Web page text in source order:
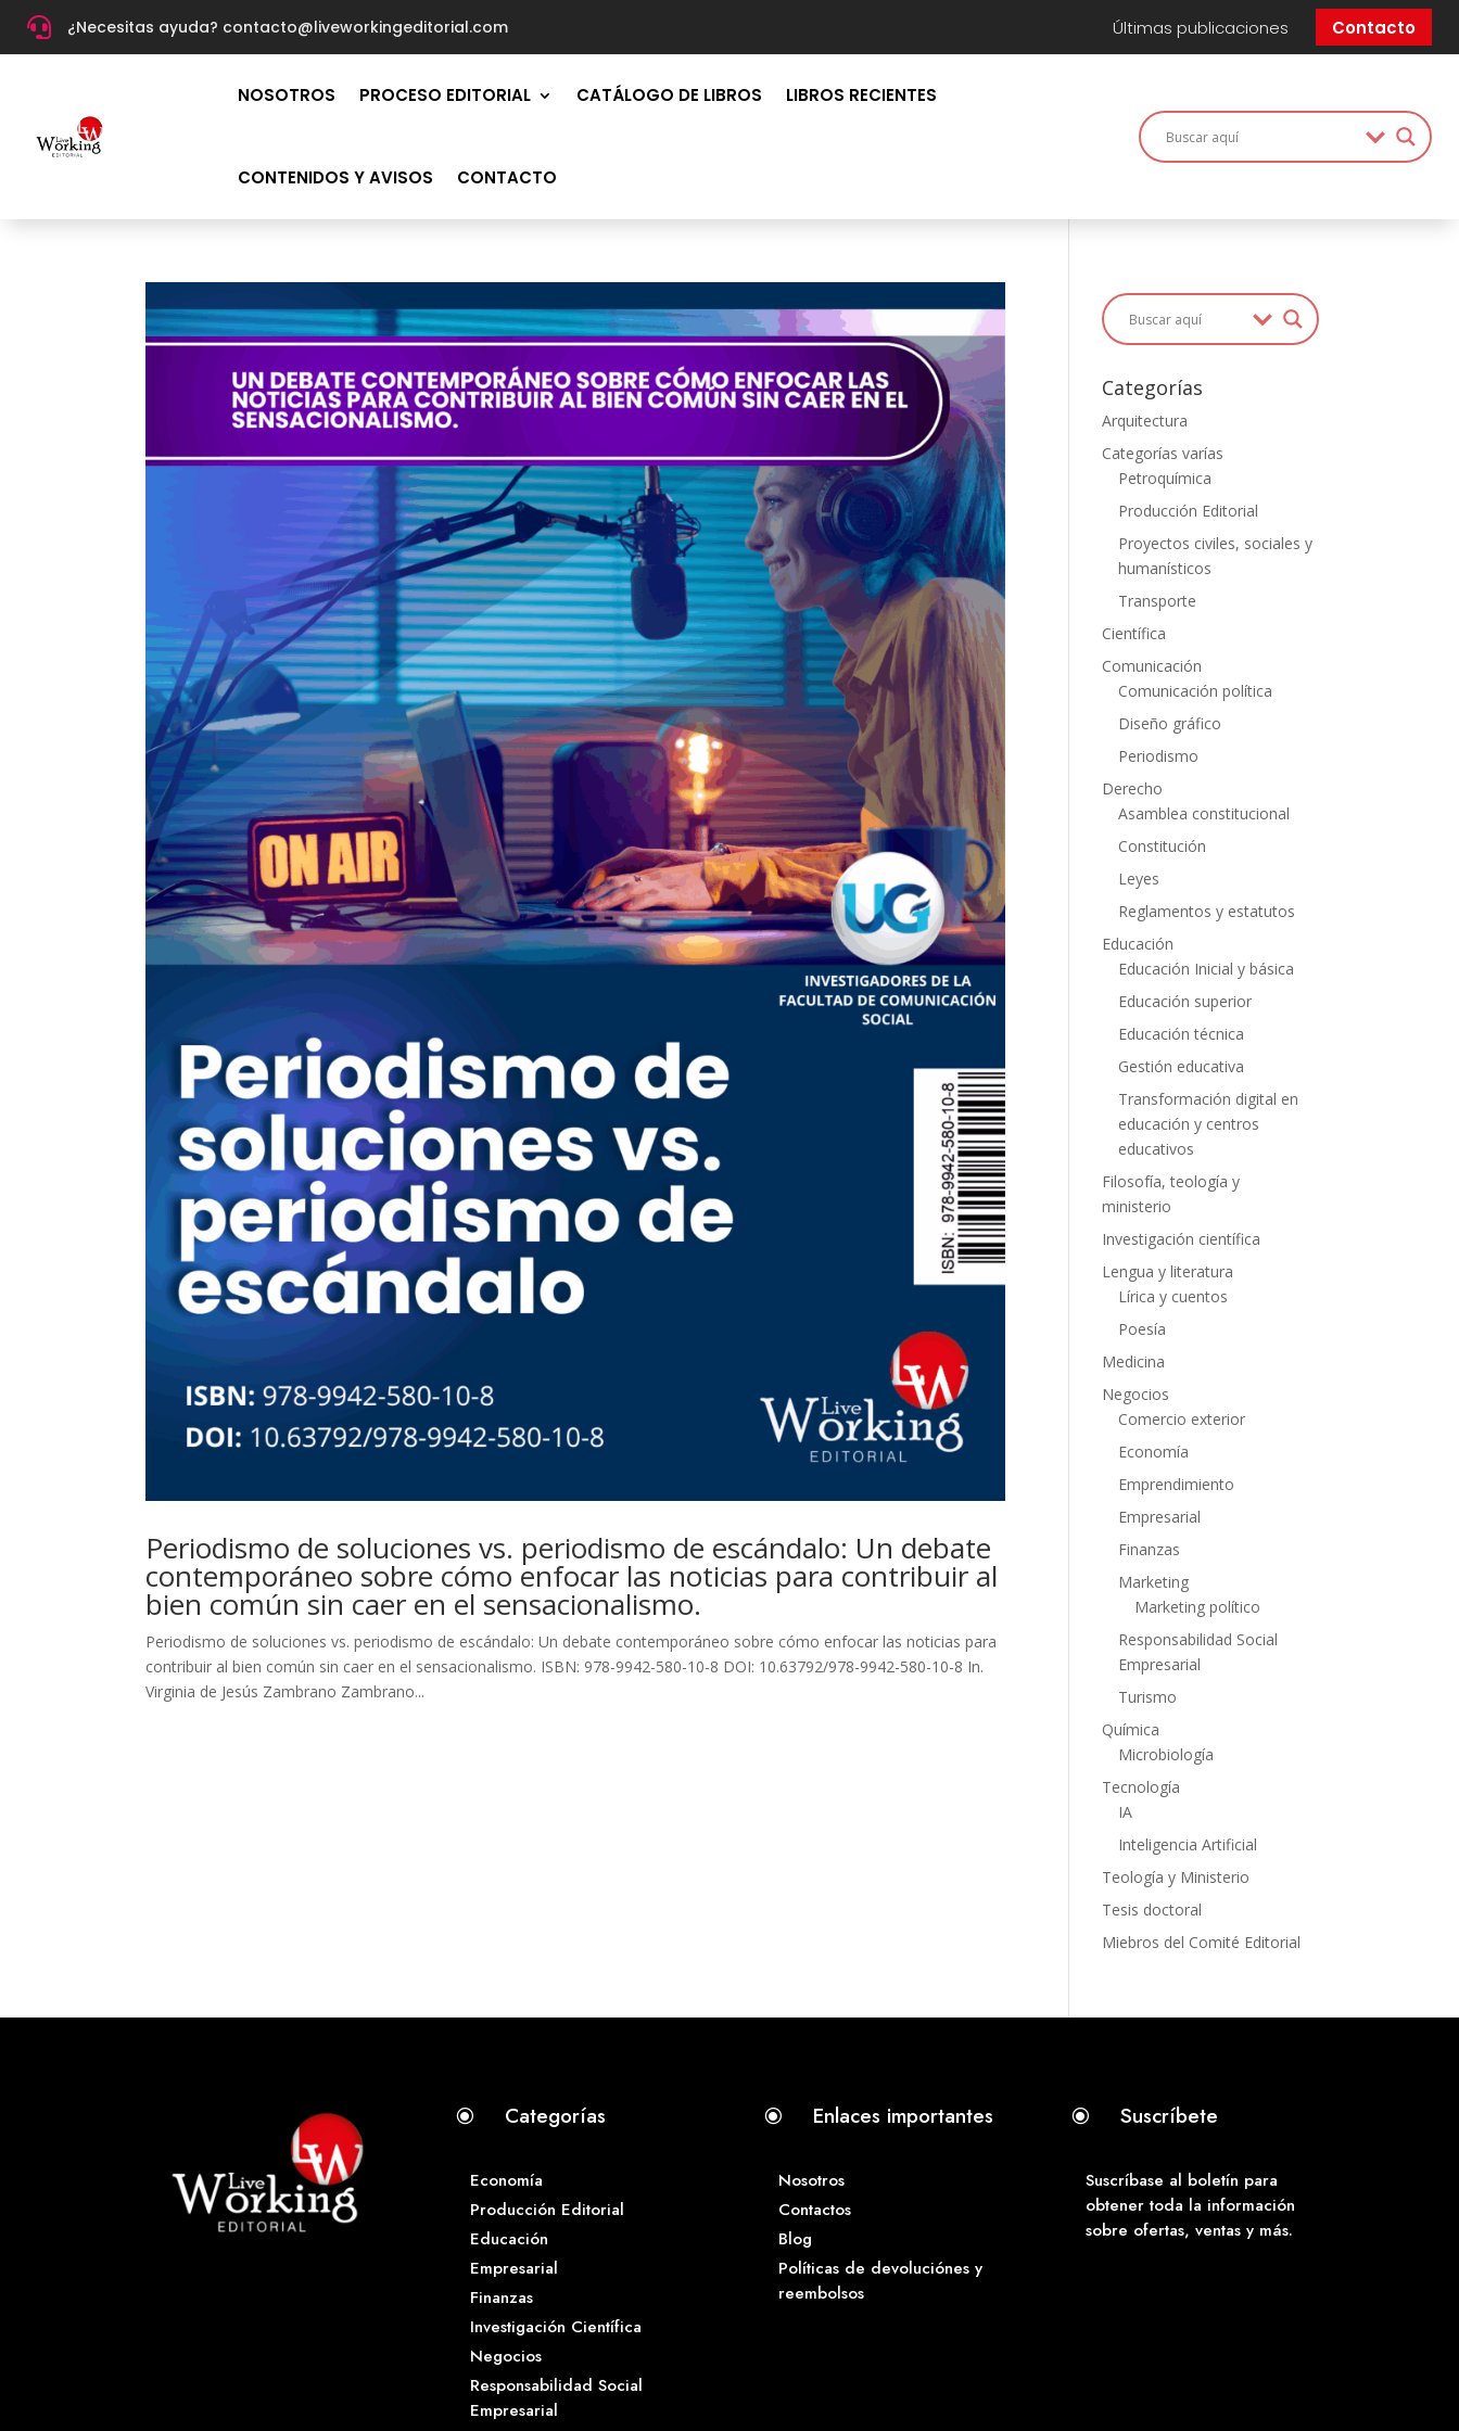
 ¿Necesitas ayuda? contacto@liveworkingeditorial.com Últimas publicaciones Contacto
NOSOTROS PROCESO EDITORIAL CATÁLOGO DE LIBROS LIBROS RECIENTES
CONTENIDOS Y AVISOS CONTACTO
Periodismo de soluciones vs. periodismo de escándalo: Un debate
contemporáneo sobre cómo enfocar las noticias para contribuir al
bien común sin caer en el sensacionalismo.
Periodismo de soluciones vs. periodismo de escándalo: Un debate contemporáneo sobre cómo enfocar las noticias para
contribuir al bien común sin caer en el sensacionalismo. ISBN: 978-9942-580-10-8 DOI: 10.63792/978-9942-580-10-8 In.
Virginia de Jesús Zambrano Zambrano...
Categorías
Arquitectura
Categorías varías
Petroquímica
Producción Editorial
Proyectos civiles, sociales y
humanísticos
Transporte
Científica
Comunicación
Comunicación política
Diseño gráfico
Periodismo
Derecho
Asamblea constitucional
Constitución
Leyes
Reglamentos y estatutos
Educación
Educación Inicial y básica
Educación superior
Educación técnica
Gestión educativa
Transformación digital en
educación y centros
educativos
Filosofía, teología y
ministerio
Investigación científica
Lengua y literatura
Lírica y cuentos
Poesía
Medicina
Negocios
Comercio exterior
Economía
Emprendimiento
Empresarial
Finanzas
Marketing
Marketing político
Responsabilidad Social
Empresarial
Turismo
Química
Microbiología
Tecnología
IA
Inteligencia Artificial
Teología y Ministerio
Tesis doctoral
Miebros del Comité Editorial
\ Categorías
Economía
Producción Editorial
Educación
Empresarial
Finanzas
Investigación Científica
Negocios
Responsabilidad Social
Empresarial
\ Enlaces importantes
Nosotros
Contactos
Blog
Políticas de devoluciónes y
reembolsos
\ Suscríbete
Suscríbase al boletín para
obtener toda la información
sobre ofertas, ventas y más.